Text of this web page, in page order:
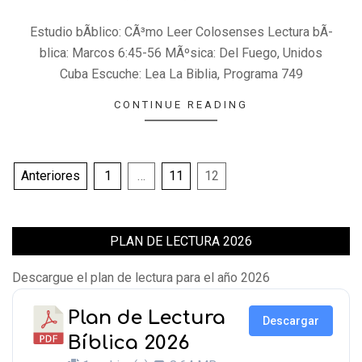
Estudio bÃ­blico: CÃ³mo Leer Colosenses Lectura bÃ­
blica: Marcos 6:45-56 MÃºsica: Del Fuego, Unidos
Cuba Escuche: Lea La Biblia, Programa 749
CONTINUE READING
Paginación
entradas
Anteriores 1 … 11 12
PLAN DE LECTURA 2026
Descargue el plan de lectura para el año 2026
Plan de Lectura
Bíblica 2026
Descargar